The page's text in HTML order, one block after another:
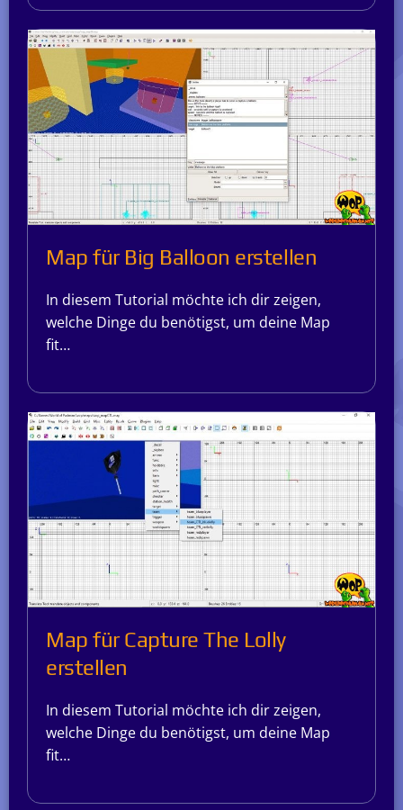
Map für Big Balloon erstellen
In diesem Tutorial möchte ich dir zeigen,
welche Dinge du benötigst, um deine Map
fit…
Map für Capture The Lolly
erstellen
In diesem Tutorial möchte ich dir zeigen,
welche Dinge du benötigst, um deine Map
fit…